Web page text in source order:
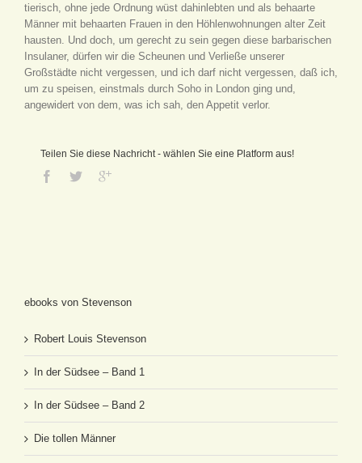
tierisch, ohne jede Ordnung wüst dahinlebten und als behaarte
Männer mit behaarten Frauen in den Höhlenwohnungen alter Zeit
hausten. Und doch, um gerecht zu sein gegen diese barbarischen
Insulaner, dürfen wir die Scheunen und Verließe unserer
Großstädte nicht vergessen, und ich darf nicht vergessen, daß ich,
um zu speisen, einstmals durch Soho in London ging und,
angewidert von dem, was ich sah, den Appetit verlor.
Teilen Sie diese Nachricht - wählen Sie eine Platform aus!
ebooks von Stevenson
Robert Louis Stevenson
In der Südsee – Band 1
In der Südsee – Band 2
Die tollen Männer